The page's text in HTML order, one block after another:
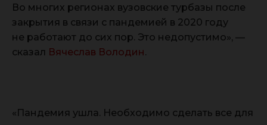
Во многих регионах вузовские турбазы после
закрытия в связи с пандемией в 2020 году
не работают до сих пор. Это недопустимо», —
сказал Вячеслав Володин.
«Пандемия ушла. Необходимо сделать все для